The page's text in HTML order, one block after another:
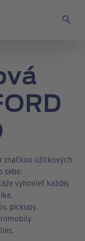
značkou úžitkových
sebe.
vyhovieť každej
pickupy.